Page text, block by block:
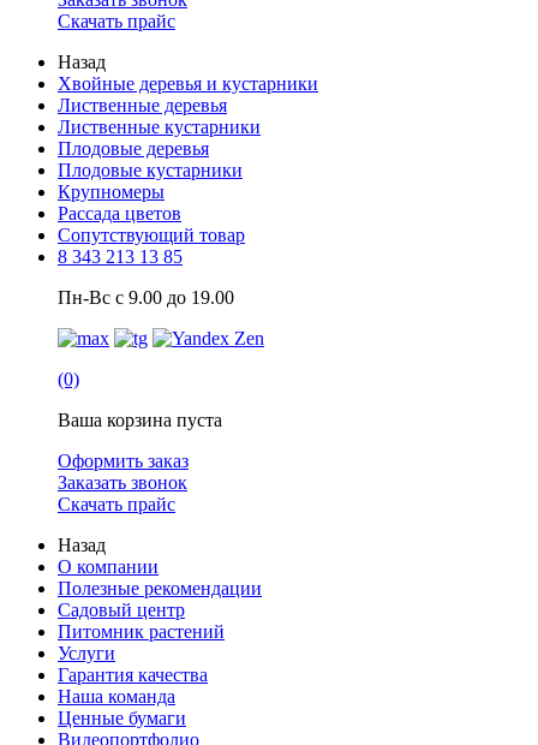
Скачать прайс
Назад
Хвойные деревья и кустарники
Лиственные деревья
Лиственные кустарники
Плодовые деревья
Плодовые кустарники
Крупномеры
Рассада цветов
Сопутствующий товар
8 343 213 13 85
Пн-Вс с 9.00 до 19.00
(0)
Ваша корзина пуста
Оформить заказ
Заказать звонок
Скачать прайс
Назад
О компании
Полезные рекомендации
Садовый центр
Питомник растений
Услуги
Гарантия качества
Наша команда
Ценные бумаги
Видеопортфолио